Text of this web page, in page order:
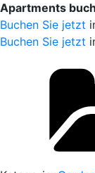
Apartments
Buchen Sie jetzt
Buchen Sie jetzt